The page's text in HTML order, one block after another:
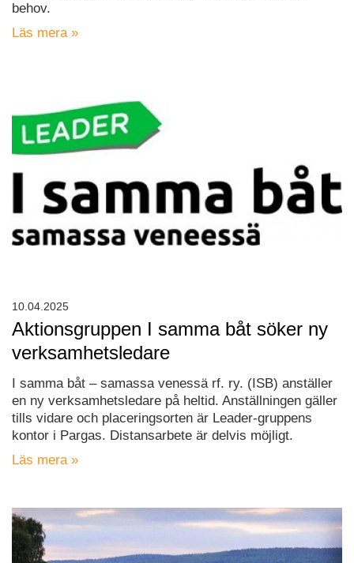
behov.
Läs mera »
Aktionsgruppen I samma båt söker ny
verksamhetsledare
I samma båt – samassa venessä rf. ry. (ISB) anställer
en ny verksamhetsledare på heltid. Anställningen gäller
tills vidare och placeringsorten är Leader-gruppens
kontor i Pargas. Distansarbete är delvis möjligt.
Läs mera »
10.04.2025